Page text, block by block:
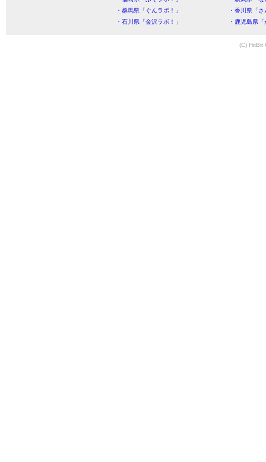
・群馬県「ぐんラボ！」
・香川県「
・石川県「金沢ラボ！」
・鹿児島県
(C) HitBit